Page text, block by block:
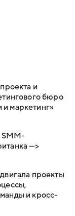
и
бюро
и маркетинг»
SMM-
—>
проекты
и кросс-